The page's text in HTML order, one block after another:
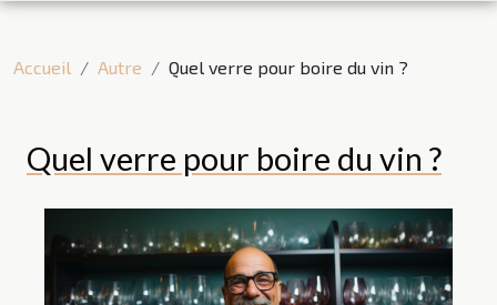
Accueil Autre Quel verre pour boire du vin ?
Quel verre pour boire du vin ?